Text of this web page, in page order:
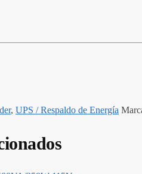
, UPS / Respaldo de Energía